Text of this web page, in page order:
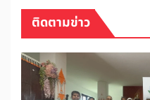
ติดตามข่าว